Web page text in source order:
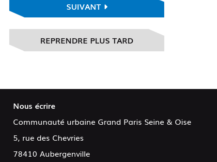
SUIVANT
REPRENDRE PLUS TARD
Nous écrire
Communauté urbaine Grand Paris Seine & Oise
5, rue des Chevries
78410 Aubergenville